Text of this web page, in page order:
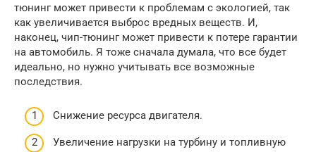
тюнинг может привести к проблемам с экологией, так
как увеличивается выброс вредных веществ. И,
наконец, чип-тюнинг может привести к потере гарантии
на автомобиль. Я тоже сначала думала, что все будет
идеально, но нужно учитывать все возможные
последствия.
Снижение ресурса двигателя.
Увеличение нагрузки на турбину и топливную